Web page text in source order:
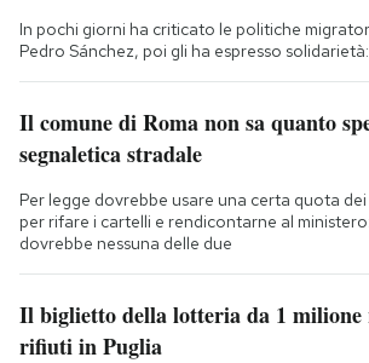
In pochi giorni ha criticato le politiche
Pedro Sánchez, poi gli ha espresso
Il comune di Roma non sa quanto
segnaletica stradale
Per legge dovrebbe usare una certa quota
per rifare i cartelli e rendicontarne al
dovrebbe nessuna delle due
Il biglietto della lotteria da 1
rifiuti in Puglia